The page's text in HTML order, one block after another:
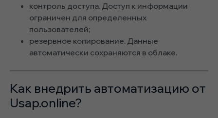
контроль доступа. Доступ к информации
ограничен для определенных
пользователей;
резервное копирование. Данные
автоматически сохраняются в облаке.
Как внедрить автоматизацию от
Usap.online?